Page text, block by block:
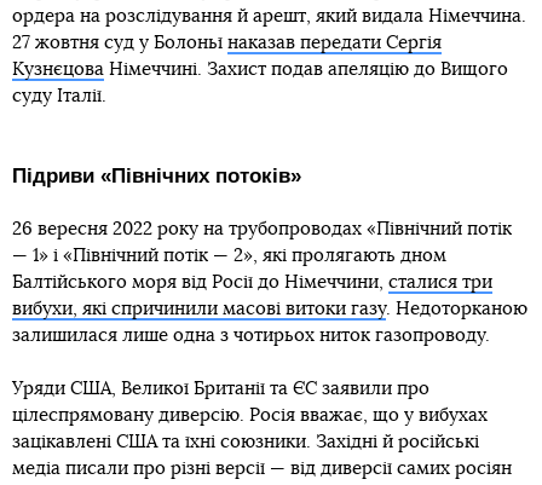
ордера на розслідування й арешт, який видала Німеччина.
27 жовтня суд у Болоньї наказав передати Сергія
Кузнєцова Німеччині. Захист подав апеляцію до Вищого
суду Італії.
Підриви «Північних потоків»
26 вересня 2022 року на трубопроводах «Північний потік
— 1» і «Північний потік — 2», які пролягають дном
Балтійського моря від Росії до Німеччини, сталися три
вибухи, які спричинили масові витоки газу. Недоторканою
залишилася лише одна з чотирьох ниток газопроводу.
Уряди США, Великої Британії та ЄС заявили про
цілеспрямовану диверсію. Росія вважає, що у вибухах
зацікавлені США та їхні союзники. Західні й російські
медіа писали про різні версії — від диверсії самих росіян